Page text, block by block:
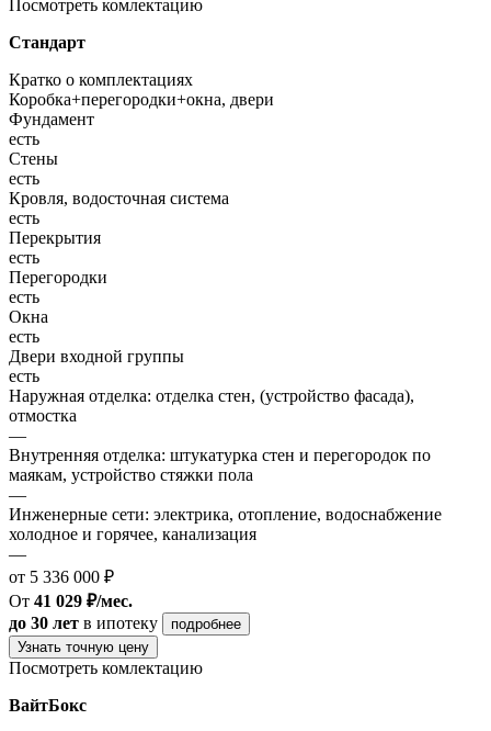
Посмотреть комлектацию
Стандарт
Кратко о комплектациях
Коробка+перегородки+окна, двери
Фундамент
есть
Стены
есть
Кровля, водосточная система
есть
Перекрытия
есть
Перегородки
есть
Окна
есть
Двери входной группы
есть
Наружная отделка: отделка стен, (устройство фасада),
отмостка
—
Внутренняя отделка: штукатурка стен и перегородок по
маякам, устройство стяжки пола
—
Инженерные сети: электрика, отопление, водоснабжение
холодное и горячее, канализация
—
от 5 336 000 ₽
От 41 029 ₽/мес.
до 30 лет в ипотеку
подробнее
Узнать точную цену
Посмотреть комлектацию
ВайтБокс